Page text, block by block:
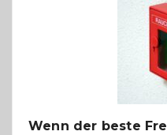
bewusst
herzlich
gestalten
Wenn der beste